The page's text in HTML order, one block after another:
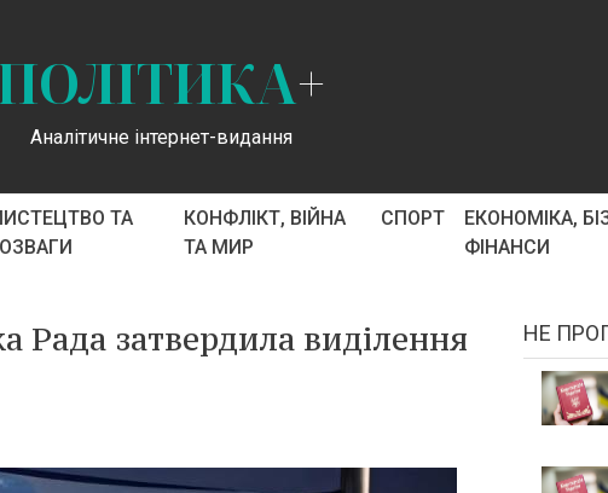
+
Аналітичне інтернет-видання
ТА
КОНФЛІКТ, ВІЙНА
ТА МИР
СПОРТ
ЕКОНОМІКА,
ФІНАНСИ
Рада затвердила виділення
НЕ